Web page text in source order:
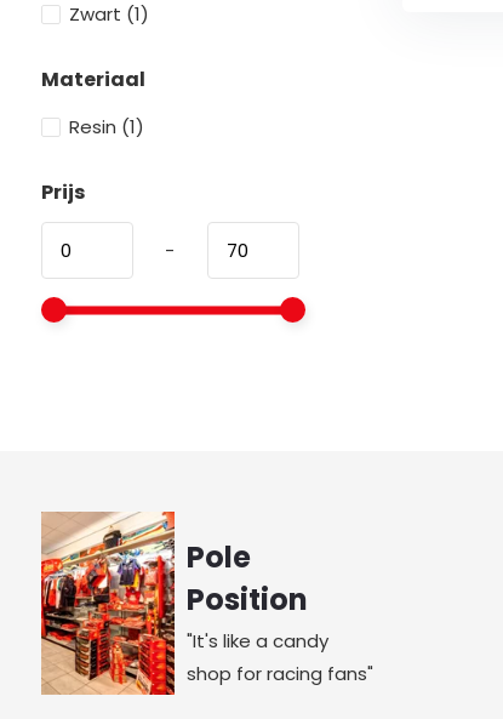
Zwart (1)
Materiaal
Resin (1)
Prijs
-
Pole
Position
"It's like a candy
shop for racing fans"